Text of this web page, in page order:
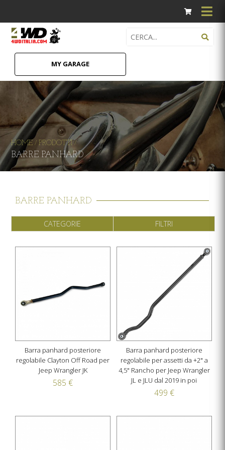
MY GARAGE
HOME /PRODOTTI /
BARRE PANHARD
BARRE PANHARD
CATEGORIE FILTRI
Barra panhard posteriore
regolabile Clayton Off Road per
Jeep Wrangler JK
585 €
Barra panhard posteriore
regolabile per assetti da +2" a
4,5" Rancho per Jeep Wrangler
JL e JLU dal 2019 in poi
499 €